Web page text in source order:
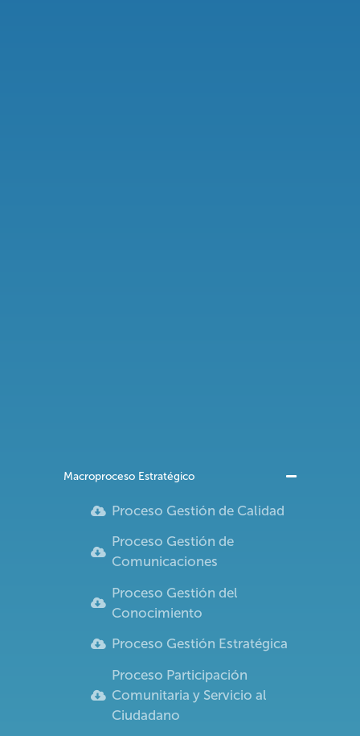
Macroproceso Estratégico
Proceso Gestión de Calidad
Proceso Gestión de
Comunicaciones
Proceso Gestión del
Conocimiento
Proceso Gestión Estratégica
Proceso Participación
Comunitaria y Servicio al
Ciudadano